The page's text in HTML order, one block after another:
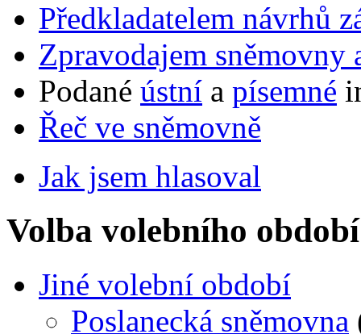
Předkladatelem návrhů
Zpravodajem
Podané ústní a písemné
Řeč ve sněmovně
Jak jsem hlasoval
Volba volebního období
Jiné volební období
Poslanecká sněmovna